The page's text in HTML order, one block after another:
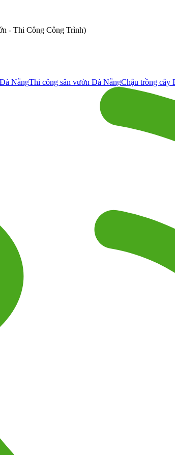
- Thi Công Công Trình)
NẵngThi công sân vườn Đà NẵngChậu trồng cây